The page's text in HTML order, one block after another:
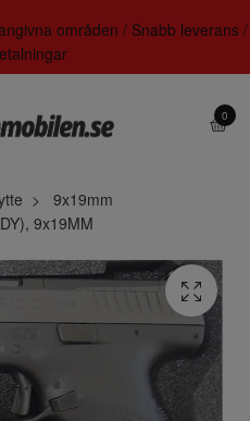
områden / Snabb leverans /
0
9x19mm
9x19MM